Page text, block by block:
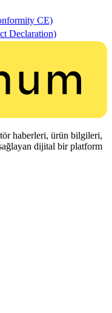
CE)
Declaration)
haberleri, ürün bilgileri,
dijital bir platform